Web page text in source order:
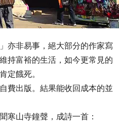
亦非易事，絕大部分的作家寫
持富裕的生活，如今更常見的
定餓死。
費出版。結果能收回成本的並
寒山寺鐘聲，成詩一首：